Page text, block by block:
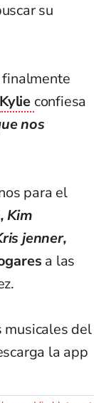
su
finalmente
Kylie confiesa
nos
para el
Kim
jenner,
a las
musicales del
la app